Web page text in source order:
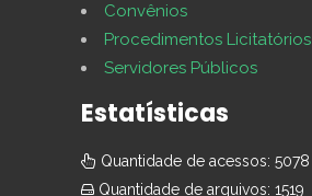
Convênios
Procedimentos Licitatórios
Servidores Públicos
Estatísticas
Quantidade de acessos: 5078
Quantidade de arquivos: 1519